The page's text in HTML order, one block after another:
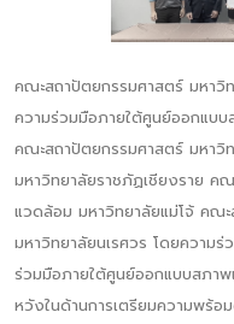
คณะสถาปัตยกรรมศาสตร์ มหา
ความร่วมมือภายใต้ศูนย์ออกแบ
คณะสถาปัตยกรรมศาสตร์ มหาวิ
มหาวิทยาลัยราชภัฏเชียงราย ค
แวดล้อม มหาวิทยาลัยแม่โจ้ คณะ
มหาวิทยาลัยนเรศวร โดยความ
ร่วมมือภายใต้ศูนย์ออกแบบสภา
หวังในด้านการเตรียมความพร้